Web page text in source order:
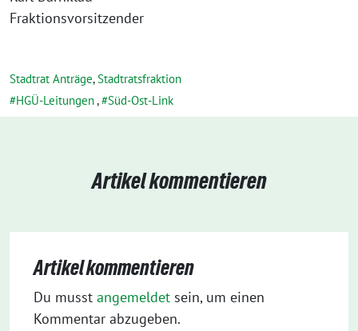
Fraktionsvorsitzender
Stadtrat Anträge,Stadtratsfraktion
HGÜ-Leitungen, Süd-Ost-Link
Artikel kommentieren
Artikel kommentieren
Du musst angemeldet sein, um einen
Kommentar abzugeben.